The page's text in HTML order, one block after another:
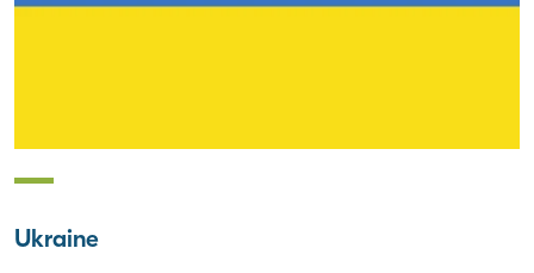
Ukraine